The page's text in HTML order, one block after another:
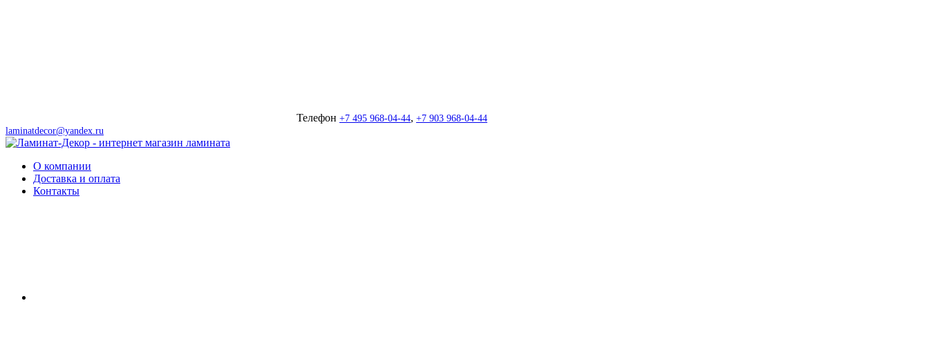
Телефон +7 495 968-04-44, +7 903 968-04-44
laminatdecor@yandex.ru
О компании
Доставка и оплата
Контакты